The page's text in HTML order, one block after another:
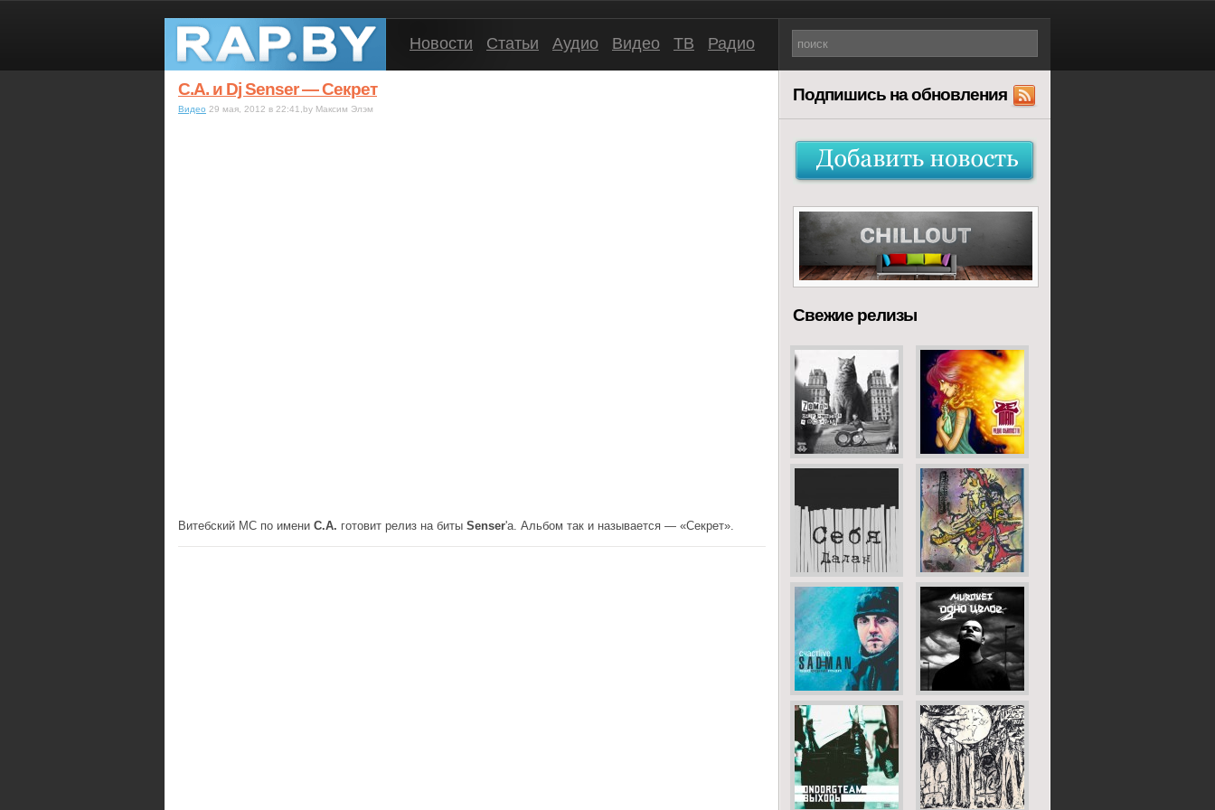
Новости Статьи Аудио Видео ТВ Радио
C.A. и Dj Senser — Секрет
Видео 29 мая, 2012 в 22:41,by Максим Элэм
Витебский МС по имени C.A. готовит релиз на биты Senser'a. Альбом так и называется — «Секрет».
Подпишись на обновления
Свежие релизы